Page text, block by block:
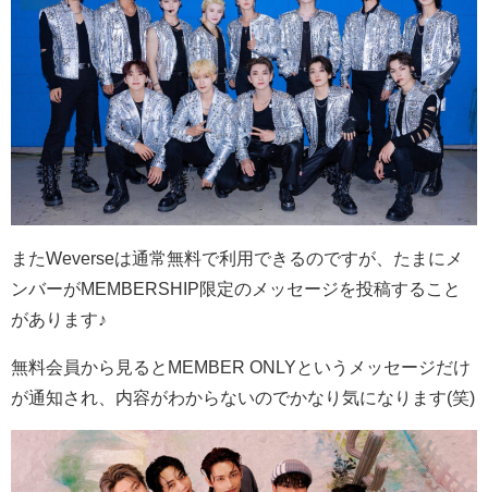
またWeverseは通常無料で利用できるのですが、たまにメ
ンバーがMEMBERSHIP限定のメッセージを投稿すること
があります♪
無料会員から見るとMEMBER ONLYというメッセージだけ
が通知され、内容がわからないのでかなり気になります(笑)